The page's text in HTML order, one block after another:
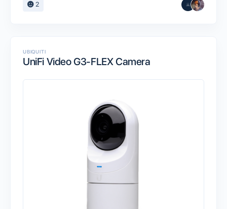
2
UBIQUITI
UniFi Video G3-FLEX Camera